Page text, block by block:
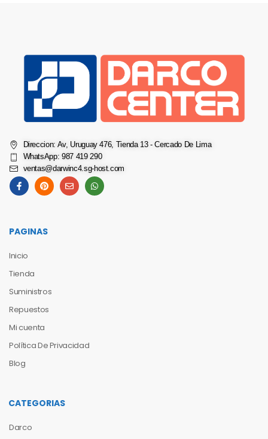
Direccion: Av, Uruguay 476, Tienda 13 - Cercado De Lima
WhatsApp: 987 419 290
ventas@darwinc4.sg-host.com
PAGINAS
Inicio
Tienda
Suministros
Repuestos
Mi cuenta
Política De Privacidad
Blog
CATEGORIAS
Darco